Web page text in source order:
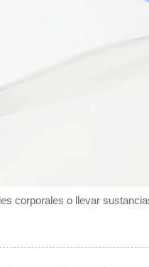
corporales o llevar